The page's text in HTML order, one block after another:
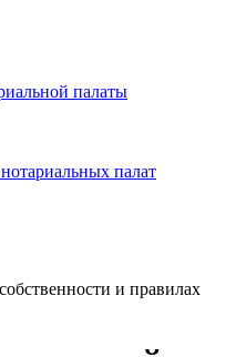
палаты
палат
и правилах